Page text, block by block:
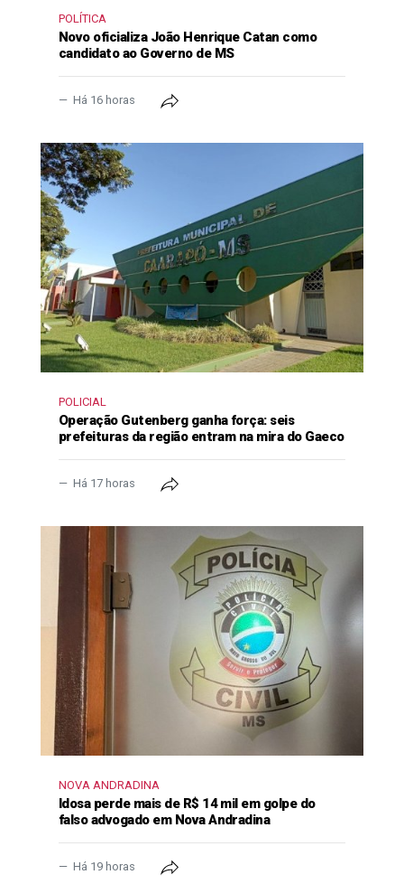
POLÍTICA
Novo oficializa João Henrique Catan como
candidato ao Governo de MS
Há 16 horas
POLICIAL
Operação Gutenberg ganha força: seis
prefeituras da região entram na mira do Gaeco
Há 17 horas
NOVA ANDRADINA
Idosa perde mais de R$ 14 mil em golpe do
falso advogado em Nova Andradina
Há 19 horas